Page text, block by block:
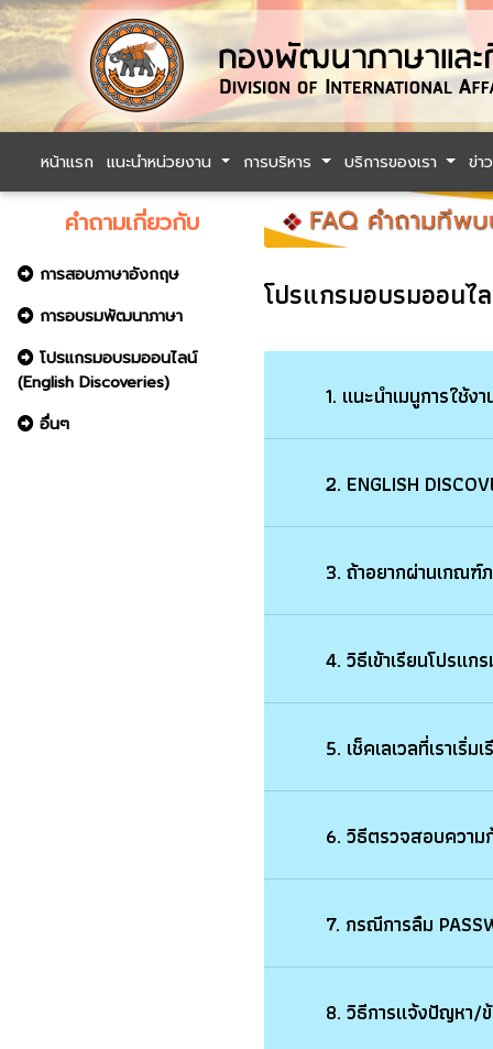
หน้าแรก แนะนำหน่วยงาน การบริหาร บริการของเรา ข่า
คำถามเกี่ยวกับ
การสอบภาษาอังกฤษ
การอบรมพัฒนาภาษา
โปรแกรมอบรมออนไลน์
(English Discoveries)
อื่นๆ
โปรแกรมอบรมออนไ
1. แนะนำเมนูการใ
2. ENGLISH
3. ถ้าอยากผ่านเก
4. วิธีเข้าเรียนโปร
5. เช็คเลเวลที่เรา
6. วิธีตรวจสอบคว
7. กรณีการลืม
8. วิธีการแจ้งปัญห